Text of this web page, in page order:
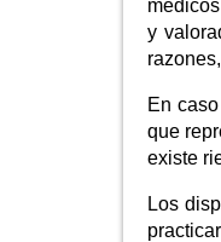
y
En
que
existe
Los